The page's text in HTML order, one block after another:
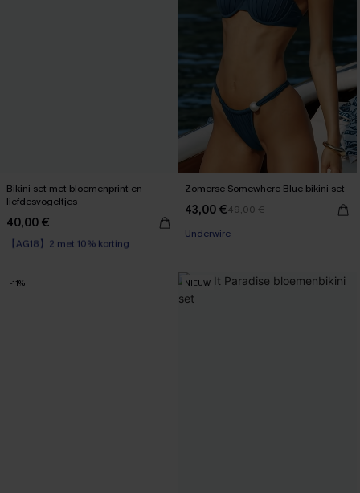
Bikini set met bloemenprint en
liefdesvogeltjes
40,00 €
【AG18】2 met 10% korting
High Waist
Zomerse Somewhere Blue bikini set
43,00 €49,00 €
Underwire
-11% NIEUW